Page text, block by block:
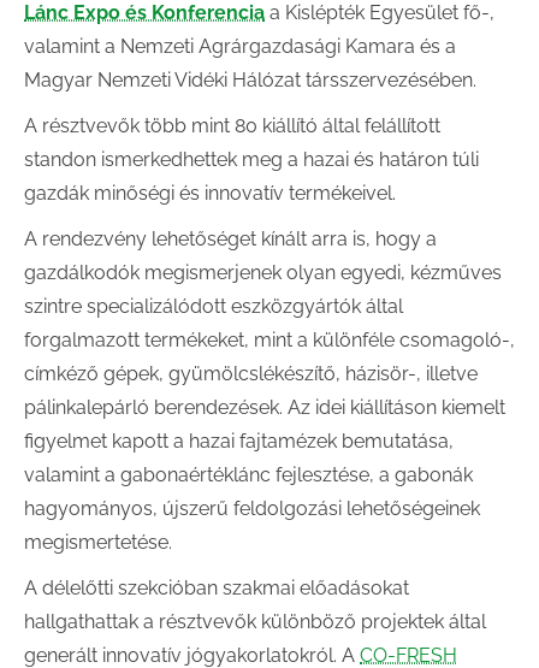
Lánc Expo és Konferencia a Kislépték Egyesület fő-,
valamint a Nemzeti Agrárgazdasági Kamara és a
Magyar Nemzeti Vidéki Hálózat társszervezésében.
A résztvevők több mint 80 kiállító által felállított
standon ismerkedhettek meg a hazai és határon túli
gazdák minőségi és innovatív termékeivel.
A rendezvény lehetőséget kínált arra is, hogy a
gazdálkodók megismerjenek olyan egyedi, kézműves
szintre specializálódott eszközgyártók által
forgalmazott termékeket, mint a különféle csomagoló-,
címkéző gépek, gyümölcslékészítő, házisör-, illetve
pálinkalepárló berendezések. Az idei kiállításon kiemelt
figyelmet kapott a hazai fajtamézek bemutatása,
valamint a gabonaértéklánc fejlesztése, a gabonák
hagyományos, újszerű feldolgozási lehetőségeinek
megismertetése.
A délelőtti szekcióban szakmai előadásokat
hallgathattak a résztvevők különböző projektek által
generált innovatív jógyakorlatokról. A CO-FRESH